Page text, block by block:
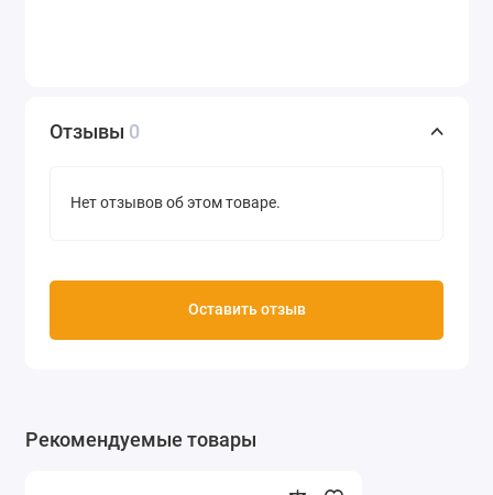
Отзывы 0
Нет отзывов об этом товаре.
Оставить отзыв
Рекомендуемые товары